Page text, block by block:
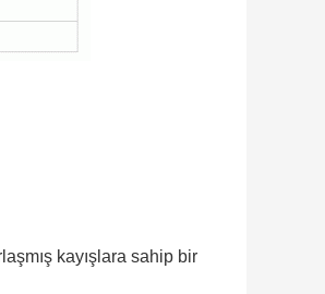
kayışlara sahip bir